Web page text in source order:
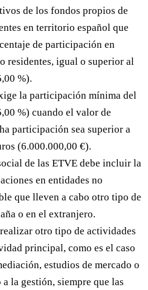
de los fondos propios de
en territorio español que
de participación en
residentes, igual o superior al
%).
la participación mínima del
%) cuando el valor de
participación sea superior a
(6.000.000,00 €).
de las ETVE debe incluir la
en entidades no
que lleven a cabo otro tipo de
o en el extranjero.
otro tipo de actividades
principal, como es el caso
estudios de mercado o
la gestión, siempre que las